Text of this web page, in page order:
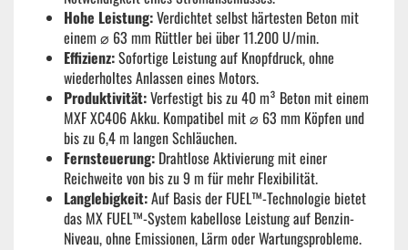
Hohe Leistung:Verdichtet selbst härtesten Beton mit
einem ⌀ 63 mm Rüttler bei über 11.200 U/min.
Effizienz:Sofortige Leistung auf Knopfdruck, ohne
wiederholtes Anlassen eines Motors.
Produktivität:Verfestigt bis zu 40 m³ Beton mit einem
MXF XC406 Akku. Kompatibel mit ⌀ 63 mm Köpfen und
bis zu 6,4 m langen Schläuchen.
Fernsteuerung: Drahtlose Aktivierung mit einer
Reichweite von bis zu 9 m für mehr Flexibilität.
Langlebigkeit:Auf Basis der FUEL™-Technologie bietet
das MX FUEL™-System kabellose Leistung auf Benzin-
Niveau, ohne Emissionen, Lärm oder Wartungsprobleme.